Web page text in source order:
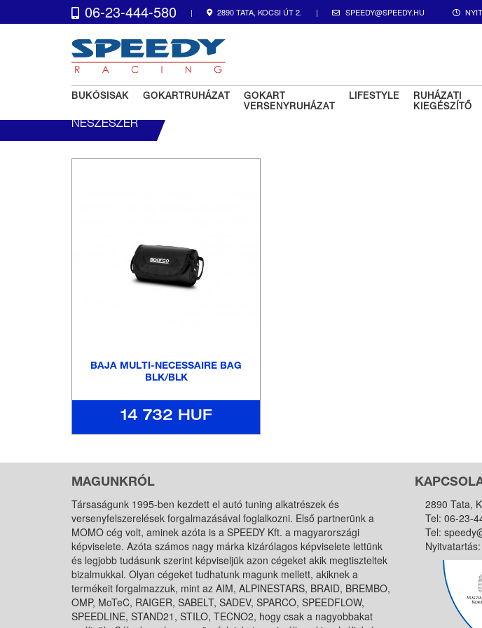
06-23-444-580 | 2890 TATA, KOCSI ÚT 2. | SPEEDY@SPEEDY.HU
BUKÓSISAK GOKARTRUHÁZAT
GOKART
VERSENYRUHÁZAT
LIFESTYLE
RUHÁZATI
KIEGÉSZÍTŐ
NESZESZER
BAJA MULTI-NECESSAIRE BAG
BLK/BLK
14 732 HUF
MAGUNKRÓL
Társaságunk 1995-ben kezdett el autó tuning alkatrészek és
versenyfelszerelések forgalmazásával foglalkozni. Első partnerünk a
MOMO cég volt, aminek azóta is a SPEEDY Kft. a magyarországi
képviselete. Azóta számos nagy márka kizárólagos képviselete lettünk
és legjobb tudásunk szerint képviseljük azon cégeket akik megtiszteltek
bizalmukkal. Olyan cégeket tudhatunk magunk mellett, akiknek a
termékeit forgalmazzuk, mint az AIM, ALPINESTARS, BRAID, BREMBO,
OMP, MoTeC, RAIGER, SABELT, SADEV, SPARCO, SPEEDFLOW,
SPEEDLINE, STAND21, STILO, TECNO2, hogy csak a nagyobbakat
2890 Tata,
Tel: 06-23-
Tel: